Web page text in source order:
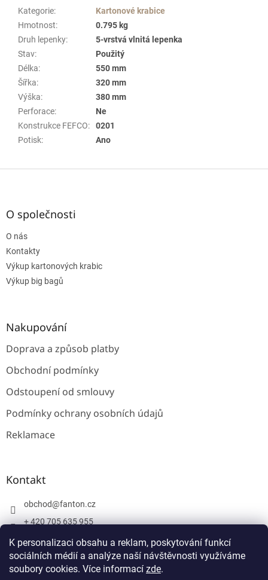
K personalizaci obsahu a reklam, poskytování funkcí
sociálních médií a analýze naší návštěvnosti využíváme
soubory cookies. Více informací zde.
Kategorie:
Kartonové krabice
Hmotnost:
0.795 kg
Druh lepenky:
5-vrstvá vlnitá lepenka
Stav:
Použitý
Délka:
550 mm
Šířka:
320 mm
Výška:
380 mm
Perforace:
Ne
Konstrukce FEFCO:
0201
Potisk: Ano
Z
O společnosti
O nás
Kontakty
Výkup kartonových krabic
Výkup big bagů
Nakupování
Doprava a způsob platby
Obchodní podmínky
Odstoupení od smlouvy
Podmínky ochrany osobních údajů
Reklamace
Kontakt
obchod@fanton.cz
+ 420 705 635 955
+ 420 705 635 951